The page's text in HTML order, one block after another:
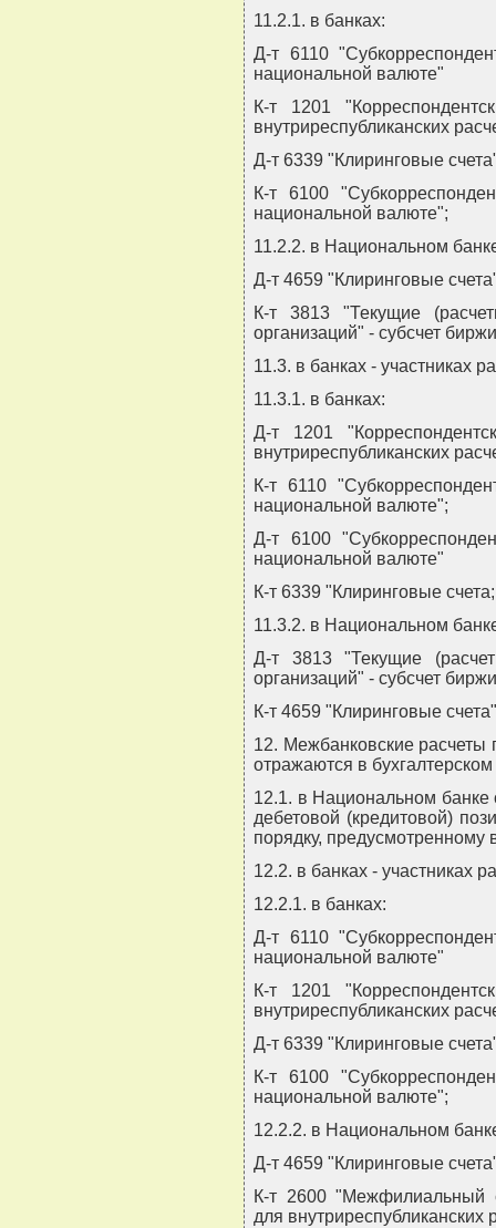
11.2.1. в банках:
Д-т 6110
национальной валюте"
К-т 1201
внутриреспубликанских
Д-т 6339 "Клиринговые
К-т 6100
национальной валюте";
11.2.2. в Национальном
Д-т 4659 "Клиринговые
К-т 3813 "Текущие
организаций" - субсчет
11.3. в банках - участниках
11.3.1. в банках:
Д-т 1201
внутриреспубликанских
К-т 6110
национальной валюте";
Д-т 6100
национальной валюте"
К-т 6339 "Клиринговые счета;
11.3.2. в Национальном
Д-т 3813 "Текущие
организаций" - субсчет биржи
К-т 4659 "Клиринговые
12. Межбанковские расчеты
отражаются в
12.1. в Национальном банке
дебетовой (кредитовой)
порядку, предусмотренному
12.2. в банках - участниках
12.2.1. в банках:
Д-т 6110
национальной валюте"
К-т 1201
внутриреспубликанских
Д-т 6339 "Клиринговые
К-т 6100
национальной валюте";
12.2.2. в Национальном
Д-т 4659 "Клиринговые
К-т 2600 "Межфилиальный
для внутриреспубликанских